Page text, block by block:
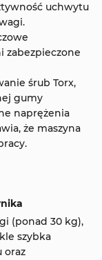
uchwytu
zabezpieczone
śrub Torx,
gumy
naprężenia
że maszyna
(ponad 30 kg),
szybka
oraz